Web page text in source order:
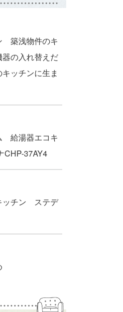
築浅物件のキ
の入れ替えだ
ッチンに生ま
給湯器エコキ
CHP-37AY4
ッチン ステデ